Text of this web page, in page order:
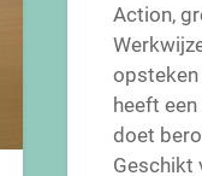
Action,
opsteken
heeft
doet
Geschikt